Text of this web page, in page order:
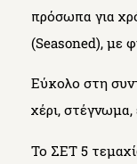
πρόσωπα για
(Seasoned), με
Εύκολο στη
χέρι, στέγνωμα,
Το ΣΕΤ 5